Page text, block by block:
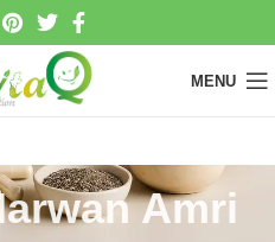
MENU
Amri